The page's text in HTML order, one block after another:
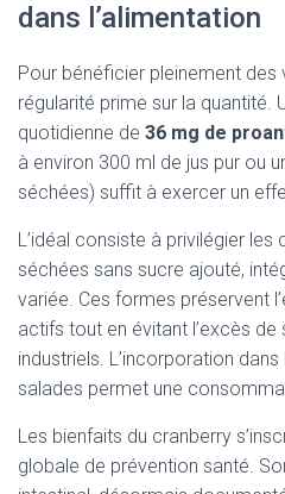
dans l’alimentation
Pour bénéficier pleinement des
régularité prime sur la quantité.
quotidienne de 36 mg de
à environ 300 ml de jus pur ou
séchées) suffit à exercer un
L’idéal consiste à privilégier les
séchées sans sucre ajouté,
variée. Ces formes préservent
actifs tout en évitant l’excès de
industriels. L’incorporation
salades permet une
Les bienfaits du cranberry
globale de prévention santé.